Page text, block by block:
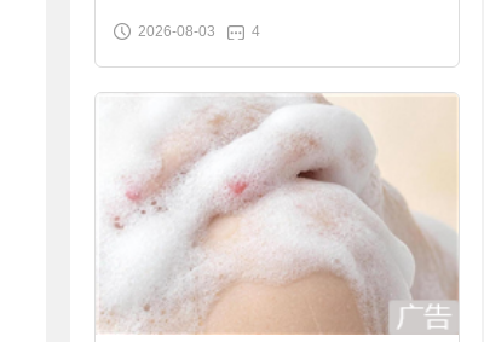
合金筷子大促：19.9元
2026-08-03 4